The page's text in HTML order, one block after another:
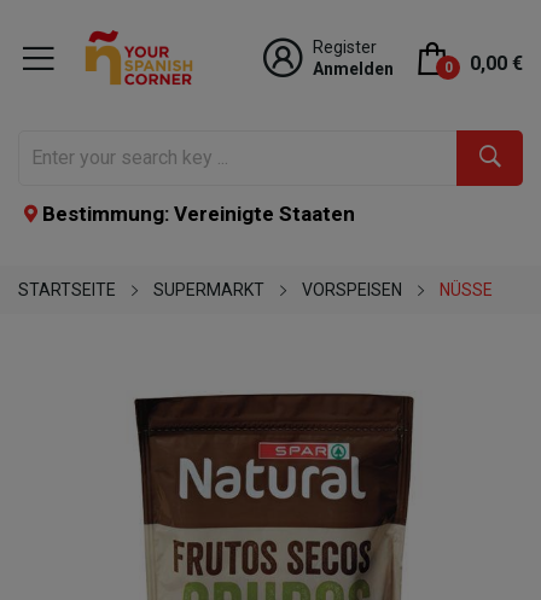
Register
Anmelden
0 0,00 €
Bestimmung: Vereinigte Staaten
STARTSEITE SUPERMARKT VORSPEISEN NÜSSE